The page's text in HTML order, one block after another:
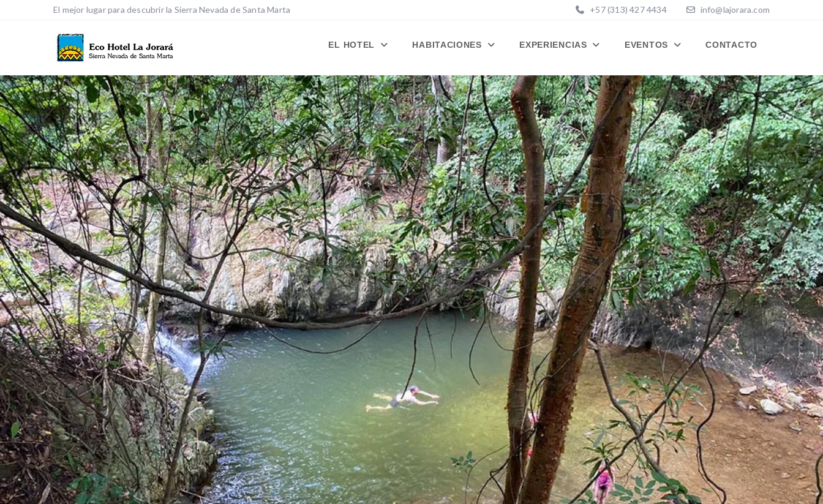
El mejor lugar para descubrir la Sierra Nevada de Santa Marta +57 (313) 427 4434 info@lajorara.com
EL HOTEL HABITACIONES EXPERIENCIAS EVENTOS CONTACTO